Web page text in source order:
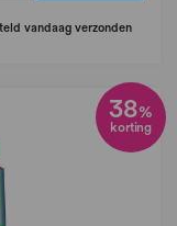
vandaag verzonden
38%
korting